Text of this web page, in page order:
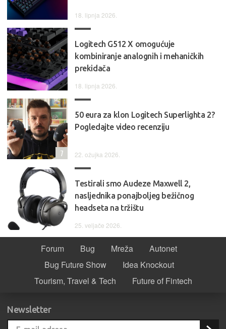
18. lipnja 2026.
Logitech G512 X omogućuje
kombiniranje analognih i mehaničkih
prekidača
18. lipnja 2026.
50 eura za klon Logitech Superlighta 2?
Pogledajte video recenziju
22. ožujka 2026.
7
Testirali smo Audeze Maxwell 2,
nasljednika ponajboljeg bežičnog
headseta na tržištu
25. veljače 2026.
Forum Bug Mreža
Autonet
Bug Future Show
Idea Knockout
Tourism, Travel & Tech
Future of Fintech
Newsletter